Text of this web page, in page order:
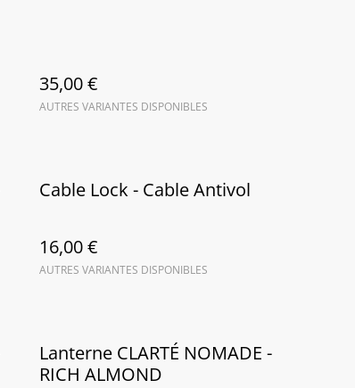
35,00 €
AUTRES VARIANTES DISPONIBLES
Cable Lock - Cable Antivol
16,00 €
AUTRES VARIANTES DISPONIBLES
Lanterne CLARTÉ NOMADE -
RICH ALMOND